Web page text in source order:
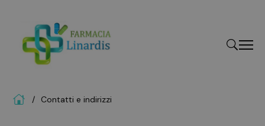
HomeContatti e indirizzi